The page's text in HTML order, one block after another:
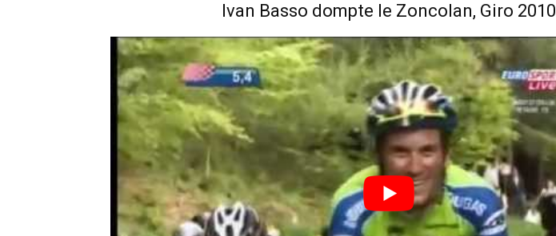
Ivan Basso dompte le Zoncolan, Giro 2010